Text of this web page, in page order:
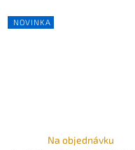
NOVINKA
Na objednávku